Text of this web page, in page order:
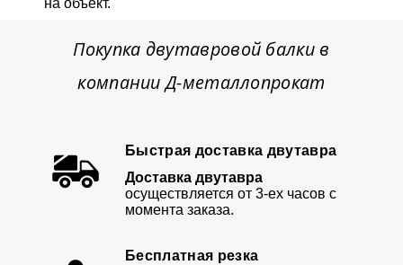
на объект.
Покупка двутавровой балки в
компании Д-металлопрокат
Быстрая доставка двутавра
Доставка двутавра
осуществляется от 3-ех часов с
момента заказа.
Бесплатная резка